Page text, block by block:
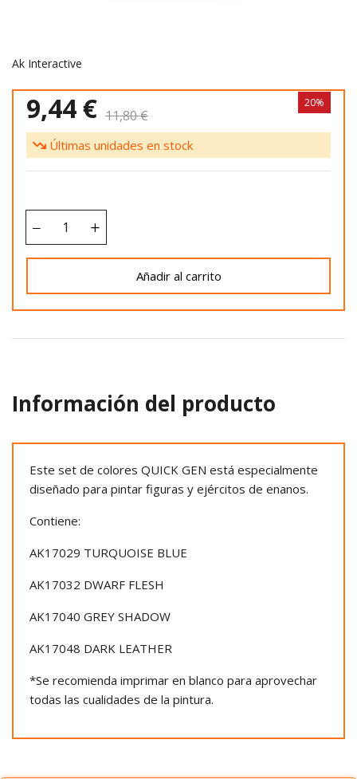
Ak Interactive
9,44 € 11,80 €
20%
Últimas unidades en stock
Añadir al carrito
Información del producto
Este set de colores QUICK GEN está especialmente
diseñado para pintar figuras y ejércitos de enanos.
Contiene:
AK17029 TURQUOISE BLUE
AK17032 DWARF FLESH
AK17040 GREY SHADOW
AK17048 DARK LEATHER
*Se recomienda imprimar en blanco para aprovechar
todas las cualidades de la pintura.